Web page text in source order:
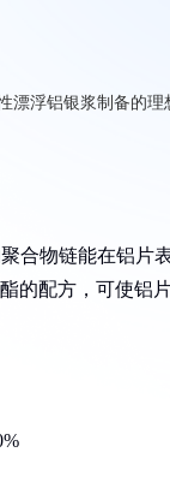
漂浮铝银浆制备的
合物链能在铝片
的配方，可使铝